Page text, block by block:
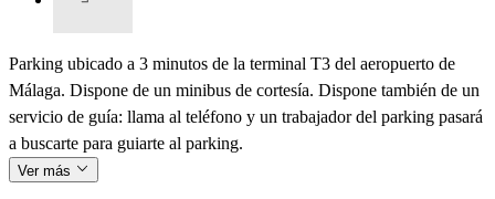
Parking ubicado a 3 minutos de la terminal T3 del aeropuerto de
Málaga. Dispone de un minibus de cortesía. Dispone también de un
servicio de guía: llama al teléfono y un trabajador del parking pasará
a buscarte para guiarte al parking.
Ver más